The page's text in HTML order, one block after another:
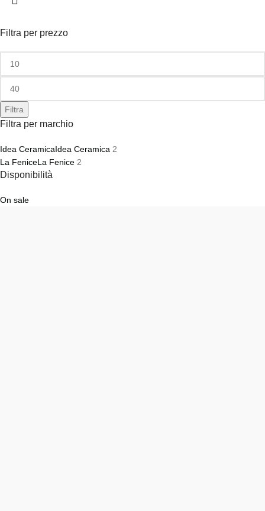
Filtra per prezzo
Filtra
Filtra per marchio
Idea CeramicaIdea Ceramica 2
La FeniceLa Fenice 2
Disponibilità
On sale